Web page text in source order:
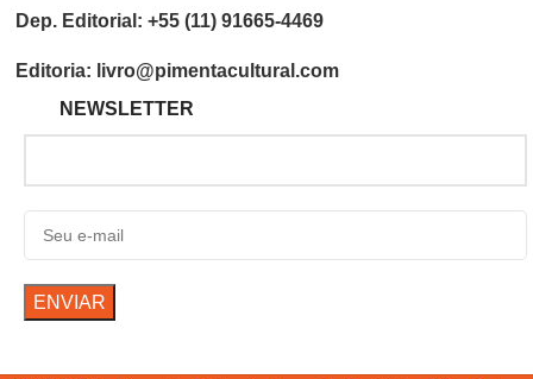
Dep. Editorial: +55 (11) 91665-4469
Editoria: livro@pimentacultural.com
NEWSLETTER